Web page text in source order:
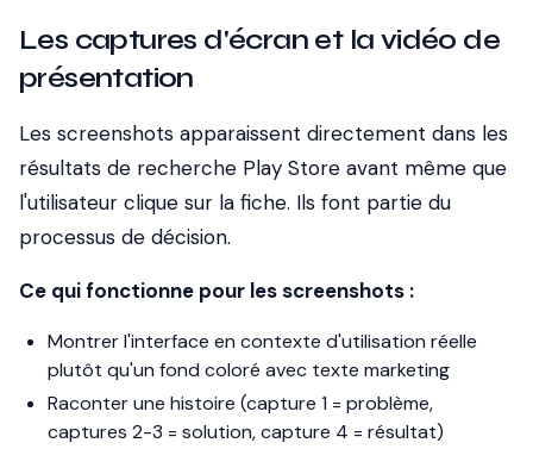
Les captures d'écran et la vidéo de
présentation
Les screenshots apparaissent directement dans les
résultats de recherche Play Store avant même que
l'utilisateur clique sur la fiche. Ils font partie du
processus de décision.
Ce qui fonctionne pour les screenshots :
Montrer l'interface en contexte d'utilisation réelle
plutôt qu'un fond coloré avec texte marketing
Raconter une histoire (capture 1 = problème,
captures 2-3 = solution, capture 4 = résultat)